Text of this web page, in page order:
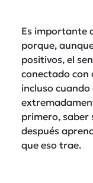
Es importante
porque,
positivos, el
conectado con
incluso
primero, saber
después
que eso trae.